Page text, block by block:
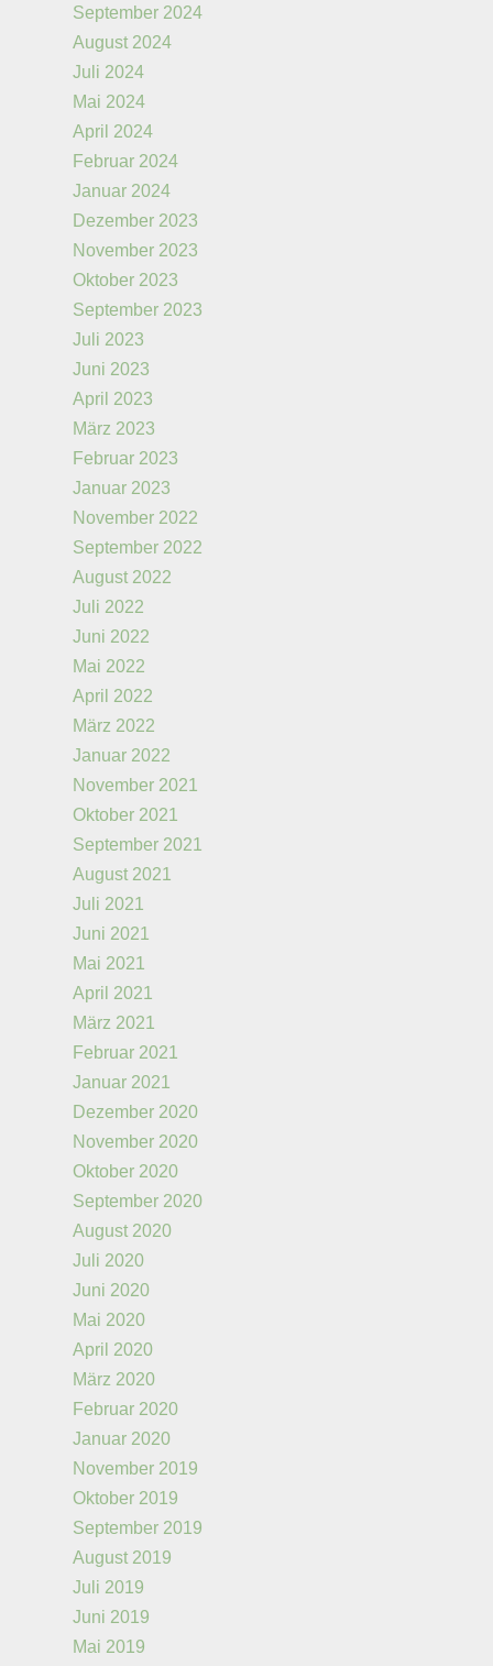
September 2024
August 2024
Juli 2024
Mai 2024
April 2024
Februar 2024
Januar 2024
Dezember 2023
November 2023
Oktober 2023
September 2023
Juli 2023
Juni 2023
April 2023
März 2023
Februar 2023
Januar 2023
November 2022
September 2022
August 2022
Juli 2022
Juni 2022
Mai 2022
April 2022
März 2022
Januar 2022
November 2021
Oktober 2021
September 2021
August 2021
Juli 2021
Juni 2021
Mai 2021
April 2021
März 2021
Februar 2021
Januar 2021
Dezember 2020
November 2020
Oktober 2020
September 2020
August 2020
Juli 2020
Juni 2020
Mai 2020
April 2020
März 2020
Februar 2020
Januar 2020
November 2019
Oktober 2019
September 2019
August 2019
Juli 2019
Juni 2019
Mai 2019